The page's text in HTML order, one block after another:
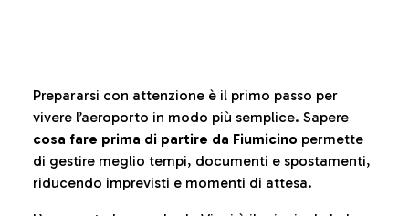
Prepararsi con attenzione è il primo passo per
vivere l’aeroporto in modo più semplice. Sapere
cosa fare prima di partire da Fiumicino permette
di gestire meglio tempi, documenti e spostamenti,
riducendo imprevisti e momenti di attesa.